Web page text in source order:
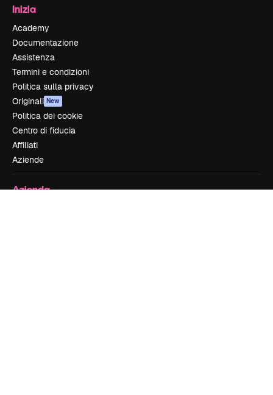
Inizia
Academy
Documentazione
Assistenza
Termini e condizioni
Politica sulla privacy
Originali New
Politica dei cookie
Centro di fiducia
Affiliati
Aziende
Azienda